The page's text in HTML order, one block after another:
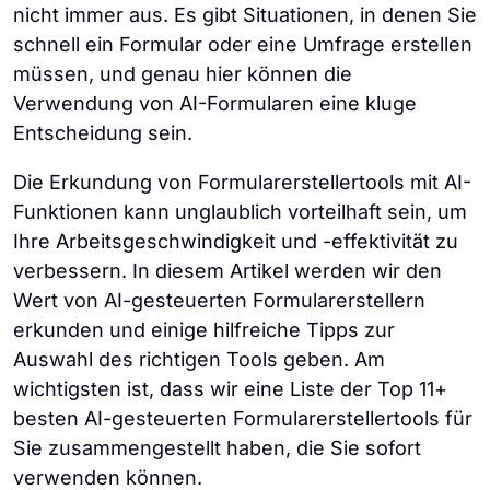
nicht immer aus. Es gibt Situationen, in denen Sie
schnell ein Formular oder eine Umfrage erstellen
müssen, und genau hier können die
Verwendung von AI-Formularen eine kluge
Entscheidung sein.
Die Erkundung von Formularerstellertools mit AI-
Funktionen kann unglaublich vorteilhaft sein, um
Ihre Arbeitsgeschwindigkeit und -effektivität zu
verbessern. In diesem Artikel werden wir den
Wert von AI-gesteuerten Formularerstellern
erkunden und einige hilfreiche Tipps zur
Auswahl des richtigen Tools geben. Am
wichtigsten ist, dass wir eine Liste der Top 11+
besten AI-gesteuerten Formularerstellertools für
Sie zusammengestellt haben, die Sie sofort
verwenden können.